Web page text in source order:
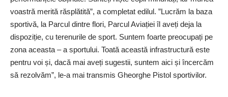
voastră merită răsplătită”, a completat edilul. ”Lucrăm la baza
sportivă, la Parcul dintre flori, Parcul Aviației îl aveți deja la
dispoziție, cu terenurile de sport. Suntem foarte preocupați pe
zona aceasta – a sportului. Toată această infrastructură este
pentru voi și, dacă mai aveți sugestii, suntem aici și încercăm
să rezolvăm”, le-a mai transmis Gheorghe Pistol sportivilor.